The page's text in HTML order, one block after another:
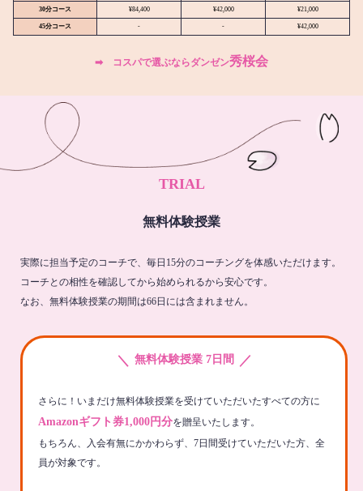
30分コース ¥84,400 ¥42,000 ¥21,000
45分コース - - ¥42,000
➡︎ コスパで選ぶならダンゼン秀桜会
TRIAL
無料体験授業
実際に担当予定のコーチで、毎日15分のコーチングを体感いただけます。
コーチとの相性を確認してから始められるから安心です。
なお、無料体験授業の期間は66日には含まれません。
＼ 無料体験授業 7日間 ／
さらに！いまだけ無料体験授業を受けていただいたすべての方に
Amazonギフト券1,000円分を贈呈いたします。
もちろん、入会有無にかかわらず、7日間受けていただいた方、全
員が対象です。